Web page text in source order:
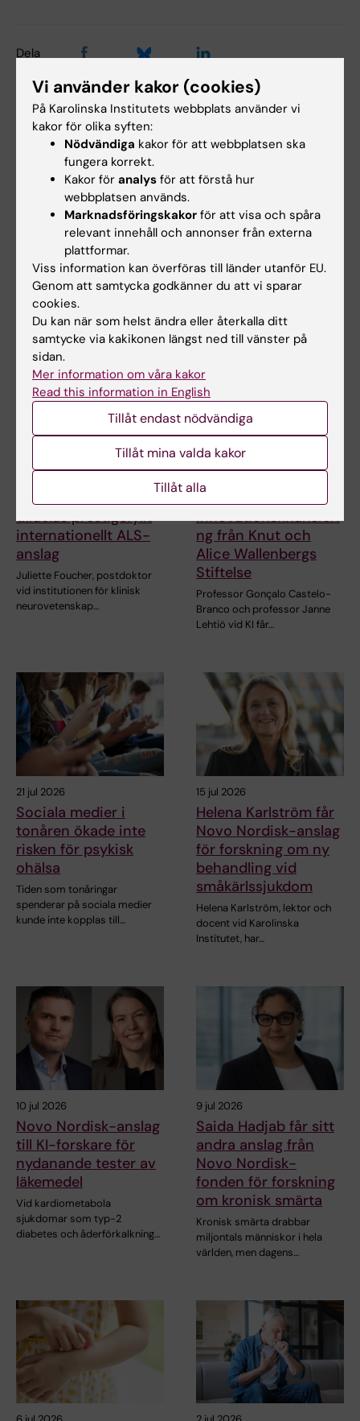
Dela
Relaterat
Pressmeddelande från Astma- och
Allergiförbundets Forskningsfond
KI-doktorander får stipendier från Astma- och
Allergiförbundet 2025
Mer om Astma- och Allergiförbundet
Relaterade artiklar
27 jul 2026
Juliette Foucher
tilldelas prestigefyllt
internationellt ALS-
anslag
Juliette Foucher, postdoktor
vid institutionen för klinisk
neurovetenskap…
Två KI-forskare får
innovationsfinansieri
ng från Knut och
Alice Wallenbergs
Stiftelse
Professor Gonçalo Castelo-
Branco och professor Janne
Lehtiö vid KI får…
21 jul 2026
Sociala medier i
tonåren ökade inte
risken för psykisk
ohälsa
Tiden som tonåringar
spenderar på sociala medier
kunde inte kopplas till…
15 jul 2026
Helena Karlström får
Novo Nordisk-anslag
för forskning om ny
behandling vid
småkärlssjukdom
Helena Karlström, lektor och
docent vid Karolinska
Institutet, har…
10 jul 2026
Novo Nordisk-anslag
till KI-forskare för
nydanande tester av
läkemedel
Vid kardiometabola
sjukdomar som typ-2
diabetes och åderförkalkning…
9 jul 2026
Saida Hadjab får sitt
andra anslag från
Novo Nordisk-
fonden för forskning
om kronisk smärta
Kronisk smärta drabbar
miljontals människor i hela
världen, men dagens…
Vi använder kakor (cookies)
På Karolinska Institutets webbplats använder vi
kakor för olika syften:
Nödvändiga kakor för att webbplatsen ska
fungera korrekt.
Kakor för analys för att förstå hur
webbplatsen används.
Marknadsföringskakor för att visa och spåra
relevant innehåll och annonser från externa
plattformar.
Viss information kan överföras till länder utanför EU.
Genom att samtycka godkänner du att vi sparar
cookies.
Du kan när som helst ändra eller återkalla ditt
samtycke via kakikonen längst ned till vänster på
sidan.
Mer information om våra kakor
Read this information in English
Tillåt endast nödvändiga
Tillåt mina valda kakor
Tillåt alla